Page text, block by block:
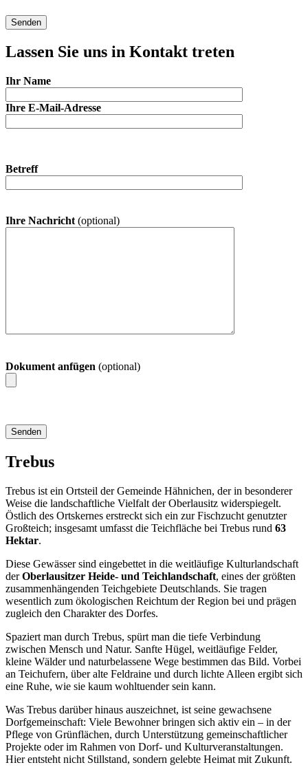
Lassen Sie uns in Kontakt treten
Ihr Name
Ihre E-Mail-Adresse
Betreff
Ihre Nachricht (optional)
Dokument anfügen (optional)
Trebus
Trebus ist ein Ortsteil der Gemeinde Hähnichen, der in besonderer
Weise die landschaftliche Vielfalt der Oberlausitz widerspiegelt.
Östlich des Ortskernes erstreckt sich ein zur Fischzucht genutzter
Großteich; insgesamt umfasst die Teichfläche bei Trebus rund 63
Hektar.
Diese Gewässer sind eingebettet in die weitläufige Kulturlandschaft
derOberlausitzer Heide- und Teichlandschaft, eines der größten
zusammenhängenden Teichgebiete Deutschlands. Sie tragen
wesentlich zum ökologischen Reichtum der Region bei und prägen
zugleich den Charakter des Dorfes.
Spaziert man durch Trebus, spürt man die tiefe Verbindung
zwischen Mensch und Natur. Sanfte Hügel, weitläufige Felder,
kleine Wälder und naturbelassene Wege bestimmen das Bild. Vorbei
an Teichufern, über alte Feldraine und durch lichte Alleen ergibt sich
eine Ruhe, wie sie kaum wohltuender sein kann.
Was Trebus darüber hinaus auszeichnet, ist seine gewachsene
Dorfgemeinschaft: Viele Bewohner bringen sich aktiv ein – in der
Pflege von Grünflächen, durch Unterstützung gemeinschaftlicher
Projekte oder im Rahmen von Dorf- und Kulturveranstaltungen.
Hier entsteht nicht Stillstand, sondern gelebte Heimat mit Zukunft.